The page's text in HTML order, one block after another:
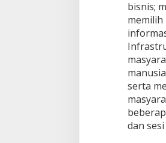
bisnis;
serta
dan